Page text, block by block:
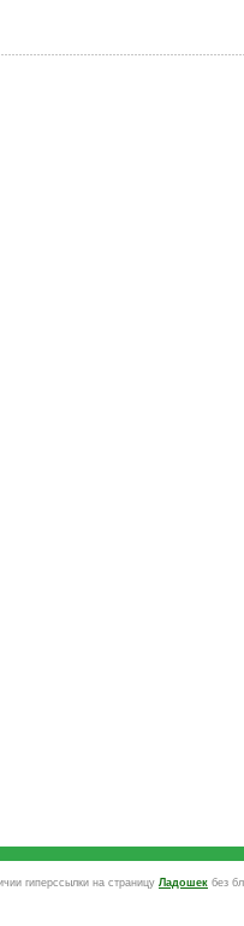
гиперссылки на страницу Ладошек без